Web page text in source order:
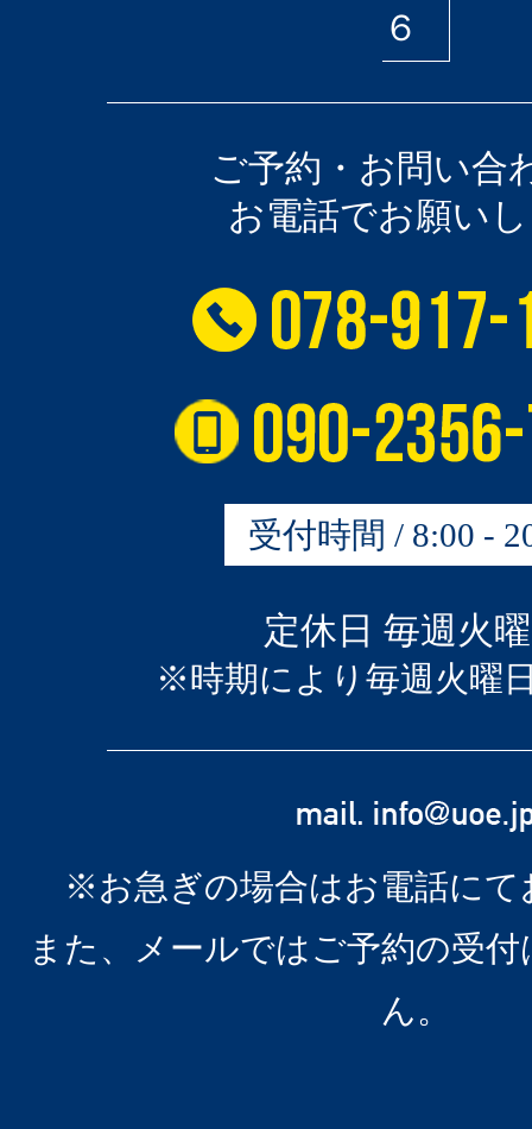
６
ご予約・お問い合
お電話でお願い
受付時間 / 8:00 -
定休日 毎週火
※時期により毎週火曜
※お急ぎの場合はお電話にて
また、メールではご予約の受
ん。